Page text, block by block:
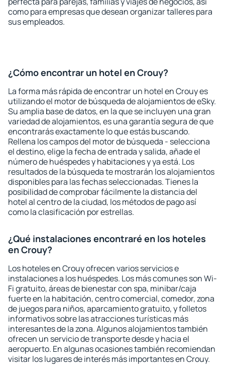
como para empresas que desean organizar talleres para
sus empleados.
¿Cómo encontrar un hotel en Crouy?
La forma más rápida de encontrar un hotel en Crouy es
utilizando el motor de búsqueda de alojamientos de eSky.
Su amplia base de datos, en la que se incluyen una gran
variedad de alojamientos, es una garantía segura de que
encontrarás exactamente lo que estás buscando.
Rellena los campos del motor de búsqueda - selecciona
el destino, elige la fecha de entrada y salida, añade el
número de huéspedes y habitaciones y ya está. Los
resultados de la búsqueda te mostrarán los alojamientos
disponibles para las fechas seleccionadas. Tienes la
posibilidad de comprobar fácilmente la distancia del
hotel al centro de la ciudad, los métodos de pago así
como la clasificación por estrellas.
¿Qué instalaciones encontraré en los hoteles
en Crouy?
Los hoteles en Crouy ofrecen varios servicios e
instalaciones a los huéspedes. Los más comunes son Wi-
Fi gratuito, áreas de bienestar con spa, minibar/caja
fuerte en la habitación, centro comercial, comedor, zona
de juegos para niños, aparcamiento gratuito, y folletos
informativos sobre las atracciones turísticas más
interesantes de la zona. Algunos alojamientos también
ofrecen un servicio de transporte desde y hacia el
aeropuerto. En algunas ocasiones también recomiendan
visitar los lugares de interés más importantes en Crouy.